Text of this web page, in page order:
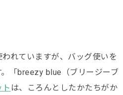
れていますが、バッグ使いを
「breezy blue（ブリージーブ
は、ころんとしたかたちがか